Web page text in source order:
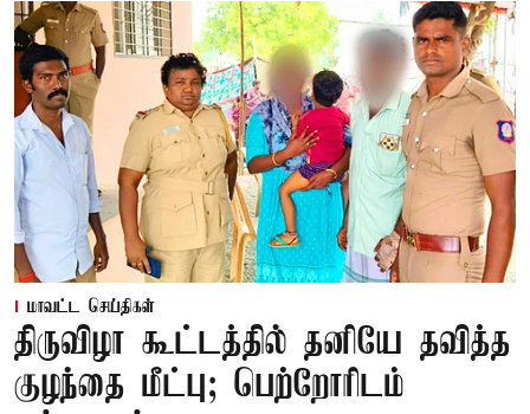
மாவட்ட செய்திகள்
திருவிழா கூட்டத்தில் தனியே தவித்த
குழந்தை மீட்பு; பெற்றோரிடம்